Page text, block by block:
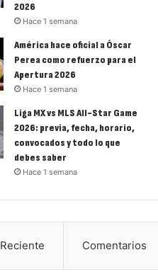
2026
Hace 1 semana
América hace oficial a Óscar
Perea como refuerzo para el
Apertura 2026
Hace 1 semana
Liga MX vs MLS All-Star Game
2026: previa, fecha, horario,
convocados y todo lo que
debes saber
Hace 1 semana
Reciente Comentarios